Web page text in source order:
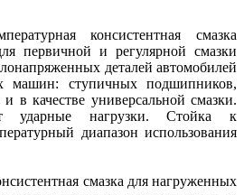
консистентная смазка
первичной и регулярной смазки
деталей автомобилей
машин: ступичных подшипников,
в качестве универсальной смазки.
ударные нагрузки. Стойка к
диапазон использования
смазка для нагруженных